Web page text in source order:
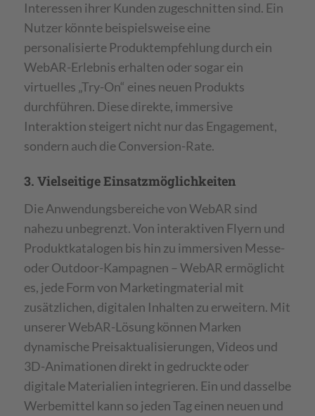
Interessen ihrer Kunden zugeschnitten sind. Ein
Nutzer könnte beispielsweise eine
personalisierte Produktempfehlung durch ein
WebAR-Erlebnis erhalten oder sogar ein
virtuelles „Try-On“ eines neuen Produkts
durchführen. Diese direkte, immersive
Interaktion steigert nicht nur das Engagement,
sondern auch die Conversion-Rate.
3. Vielseitige Einsatzmöglichkeiten
Die Anwendungsbereiche von WebAR sind
nahezu unbegrenzt. Von interaktiven Flyern und
Produktkatalogen bis hin zu immersiven Messe-
oder Outdoor-Kampagnen – WebAR ermöglicht
es, jede Form von Marketingmaterial mit
zusätzlichen, digitalen Inhalten zu erweitern. Mit
unserer WebAR-Lösung können Marken
dynamische Preisaktualisierungen, Videos und
3D-Animationen direkt in gedruckte oder
digitale Materialien integrieren. Ein und dasselbe
Werbemittel kann so jeden Tag einen neuen und